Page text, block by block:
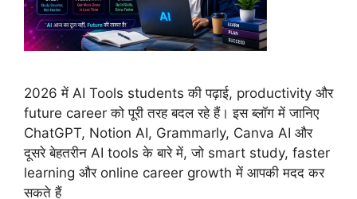
2026 में AI Tools students की पढ़ाई, productivity और
future career को पूरी तरह बदल रहे हैं। इस ब्लॉग में जानिए
ChatGPT, Notion AI, Grammarly, Canva AI और
दूसरे बेहतरीन AI tools के बारे में, जो smart study, faster
learning और online career growth में आपकी मदद कर
सकते हैं